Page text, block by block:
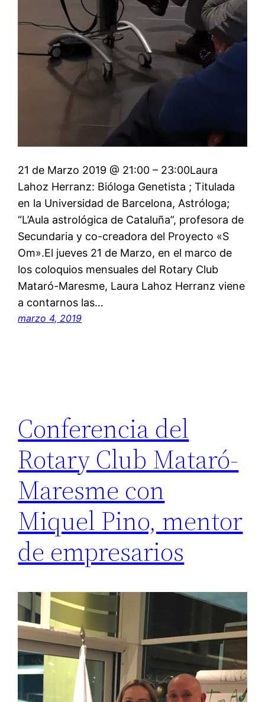
21 de Marzo 2019 @ 21:00 – 23:00Laura
Lahoz Herranz: Bióloga Genetista ; Titulada
en la Universidad de Barcelona, Astróloga;
“L’Aula astrológica de Cataluña”, profesora de
Secundaria y co-creadora del Proyecto «S
Om».El jueves 21 de Marzo, en el marco de
los coloquios mensuales del Rotary Club
Mataró-Maresme, Laura Lahoz Herranz viene
a contarnos las…
marzo 4, 2019
Conferencia del
Rotary Club Mataró-
Maresme con
Miquel Pino, mentor
de empresarios